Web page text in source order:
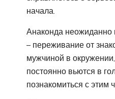
начала.
Анаконда неожиданно
– переживание от
мужчиной в
постоянно вьются в
познакомиться с этим